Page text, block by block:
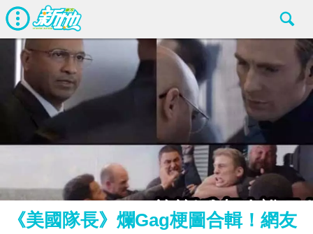
《美國隊長》爛Gag梗圖合輯！網友